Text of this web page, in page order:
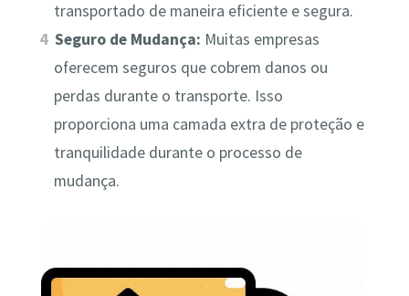
transportado de maneira eficiente e segura.
Seguro de Mudança: Muitas empresas
oferecem seguros que cobrem danos ou
perdas durante o transporte. Isso
proporciona uma camada extra de proteção e
tranquilidade durante o processo de
mudança.